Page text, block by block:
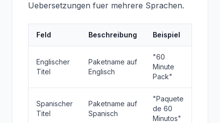
Uebersetzungen fuer mehrere Sprachen.
Feld Beschreibung Beispiel
Englischer
Titel
Paketname auf
Englisch
"60
Minute
Pack"
Spanischer
Titel
Paketname auf
Spanisch
"Paquete
de 60
Minutos"